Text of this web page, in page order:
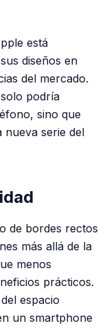
está
diseños en
del mercado.
podría
sino que
nueva serie del
de bordes rectos
más allá de la
menos
prácticos.
espacio
un smartphone